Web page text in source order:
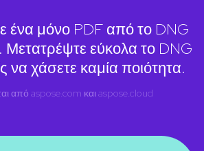
ένα μόνο PDF από το DNG
Μετατρέψτε εύκολα το DNG
να χάσετε καμία ποιότητα.
από aspose.com και aspose.cloud